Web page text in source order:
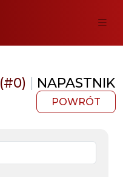
(#0) | NAPASTNIK
POWRÓT